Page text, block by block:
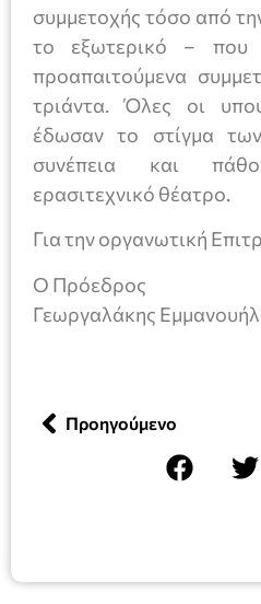
συμμετοχής τόσο από
το εξωτερικό – που
προαπαιτούμενα
τριάντα. Όλες οι
έδωσαν το στίγμα
συνέπεια και
ερασιτεχνικό θέατρο.
Για την οργανωτική
Ο Πρόεδρος
Γεωργαλάκης Εμμανουήλ
Προηγούμενο